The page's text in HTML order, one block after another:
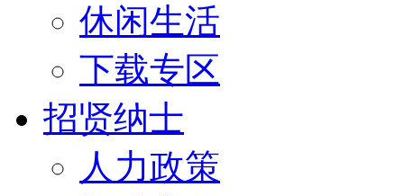
休闲生活
下载专区
招贤纳士
人力政策